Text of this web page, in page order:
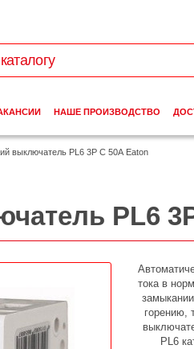
выключатель PL6 3Р C 50А Eaton
PL6
тока в
горению,
PL6
НАШЕ ПРОИЗВОДСТВО